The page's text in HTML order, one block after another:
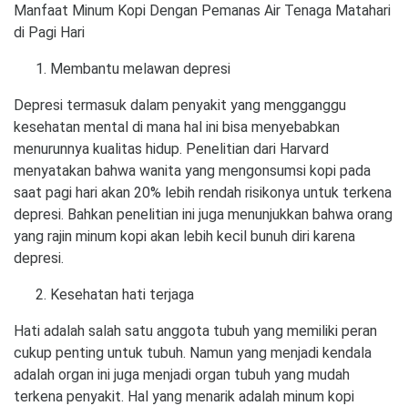
Manfaat Minum Kopi Dengan Pemanas Air Tenaga Matahari
di Pagi Hari
Membantu melawan depresi
Depresi termasuk dalam penyakit yang mengganggu
kesehatan mental di mana hal ini bisa menyebabkan
menurunnya kualitas hidup. Penelitian dari Harvard
menyatakan bahwa wanita yang mengonsumsi kopi pada
saat pagi hari akan 20% lebih rendah risikonya untuk terkena
depresi. Bahkan penelitian ini juga menunjukkan bahwa orang
yang rajin minum kopi akan lebih kecil bunuh diri karena
depresi.
Kesehatan hati terjaga
Hati adalah salah satu anggota tubuh yang memiliki peran
cukup penting untuk tubuh. Namun yang menjadi kendala
adalah organ ini juga menjadi organ tubuh yang mudah
terkena penyakit. Hal yang menarik adalah minum kopi